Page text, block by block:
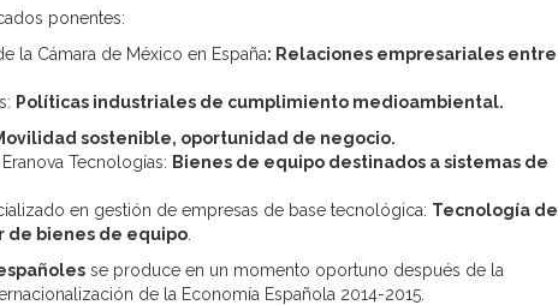
ponentes:
la Cámara de México en España: Relaciones empresariales entre
Políticas industriales de cumplimiento medioambiental.
sostenible, oportunidad de negocio.
Tecnologías: Bienes de equipo destinados a sistemas de
en gestión de empresas de base tecnológica: Tecnología de
de bienes de equipo
se produce en un momento oportuno después de la
de la Economía Española 2014-2015.